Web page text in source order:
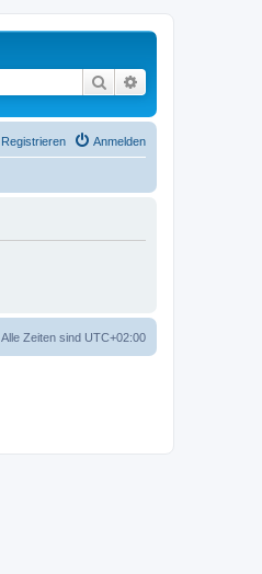
Suche
Anmelden
Registrieren
Alle Zeiten sind UTC+02:00